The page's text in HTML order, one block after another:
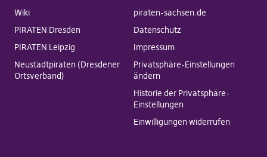
Wiki
PIRATEN Dresden
PIRATEN Leipzig
Neustadtpiraten (Dresdener
Ortsverband)
piraten-sachsen.de
Datenschutz
Impressum
Privatsphäre-Einstellungen
ändern
Historie der Privatsphäre-
Einstellungen
Einwilligungen widerrufen